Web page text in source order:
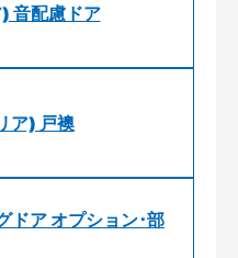
音配慮ドア
ア) 戸襖
ア オプション･部